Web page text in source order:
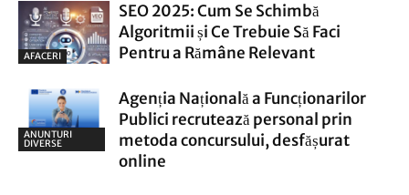
AFACERI
SEO 2025: Cum Se Schimbă
Algoritmii și Ce Trebuie Să Faci
Pentru a Rămâne Relevant
ANUNTURI
DIVERSE
Agenția Națională a Funcționarilor
Publici recrutează personal prin
metoda concursului, desfășurat
online